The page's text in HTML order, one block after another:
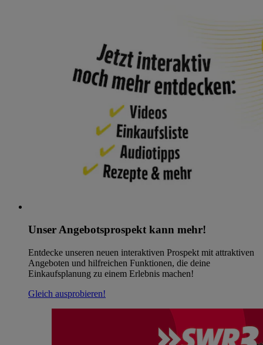
Unser Angebotsprospekt kann mehr!
Entdecke unseren neuen interaktiven Prospekt mit attraktiven
Angeboten und hilfreichen Funktionen, die deine
Einkaufsplanung zu einem Erlebnis machen!
Gleich ausprobieren!